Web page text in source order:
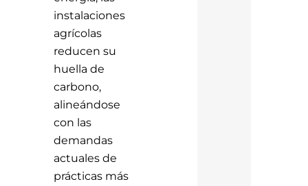
instalaciones
agrícolas
reducen su
huella de
carbono,
alineándose
con las
demandas
actuales de
prácticas más